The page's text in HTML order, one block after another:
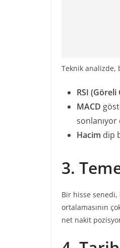
Teknik analizde,
RSI (Göreli
MACD
Hacim dip
3.
Bir hisse senedi,
ortalamasının
net nakit